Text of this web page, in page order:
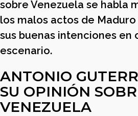
sobre Venezuela se habla
los malos actos de
sus buenas intenciones en
escenario.
ANTONIO
SU OPINIÓN
VENEZUELA